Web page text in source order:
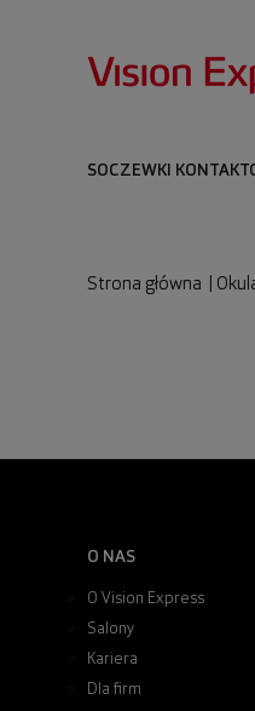
SOCZEWKI
Strona główna
O NAS
O Vision Express
Salony
Kariera
Dla firm